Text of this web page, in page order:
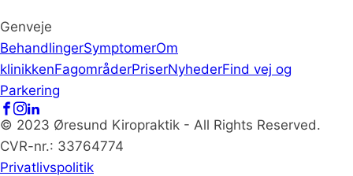
Genveje
BehandlingerSymptomerOm
klinikkenFagområderPriserNyhederFind vej og
Parkering
© 2023 Øresund Kiropraktik - All Rights Reserved.
CVR-nr.: 33764774
Privatlivspolitik